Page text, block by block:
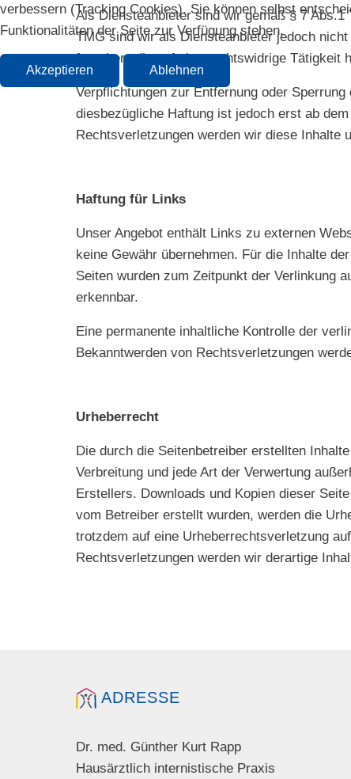
Als Diensteanbieter sind wir gemäß § 7
TMG sind wir als Diensteanbieter jedoch
forschen, die auf eine rechtswidrige Tätigkeit
Verpflichtungen zur Entfernung oder
diesbezügliche Haftung ist jedoch erst ab
Rechtsverletzungen werden wir diese Inhalte
Haftung für Links
Unser Angebot enthält Links zu externen
keine Gewähr übernehmen. Für die Inhalte
Seiten wurden zum Zeitpunkt der Verlinkung
erkennbar.
Eine permanente inhaltliche Kontrolle der
Bekanntwerden von Rechtsverletzungen
Urheberrecht
Die durch die Seitenbetreiber erstellten
Verbreitung und jede Art der Verwertung
Erstellers. Downloads und Kopien dieser
vom Betreiber erstellt wurden, werden die
trotzdem auf eine Urheberrechtsverletzung
Rechtsverletzungen werden wir derartige
ADRESSE
Dr. med. Günther Kurt Rapp
Hausärztlich internistische Praxis
verbessern (Tracking Cookies). Sie können selbst
Funktionalitäten der Seite zur Verfügung stehen.
Akzeptieren Ablehnen